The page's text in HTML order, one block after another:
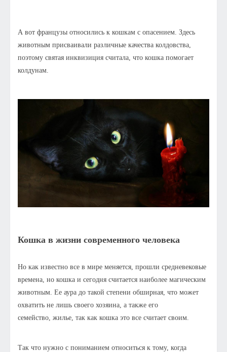
А вот французы относились к кошкам с опасением. Здесь
животным присваивали различные качества колдовства,
поэтому святая инквизиция считала, что кошка помогает
колдунам.
Кошка в жизни современного человека
Но как известно все в мире меняется, прошли средневековые
времена, но кошка и сегодня считается наиболее магическим
животным. Ее аура до такой степени обширная, что может
охватить не лишь своего хозяина, а также его
семейство, жилье, так как кошка это все считает своим.
Так что нужно с пониманием относиться к тому, когда